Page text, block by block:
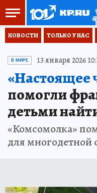
НОВОСТИ ТОЛЬКО У НАС
В МИРЕ 13 января 2026
«Настоящее
помогли
детьми
«Комсомолка»
для многодетной